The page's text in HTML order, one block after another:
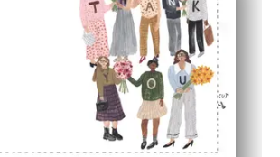
تصميم مناسب للأطفال يترك مساحة
يبدو العمل الفني Crisp Sara Meadows مصقولًا على أي طابعة منزلية - يوفر رحلة إلى المتجر